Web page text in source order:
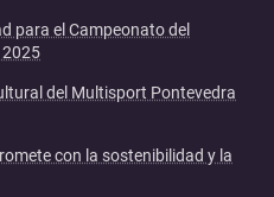
para el Campeonato del
del Multisport Pontevedra
con la sostenibilidad y la